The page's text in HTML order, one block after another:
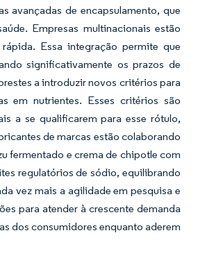
avançadas de encapsulamento, que
Empresas multinacionais estão
Essa integração permite que
significativamente os prazos de
a introduzir novos critérios para
em nutrientes. Esses critérios são
a se qualificarem para esse rótulo,
de marcas estão colaborando
fermentado e crema de chipotle com
regulatórios de sódio, equilibrando
vez mais a agilidade em pesquisa e
para atender à crescente demanda
dos consumidores enquanto aderem